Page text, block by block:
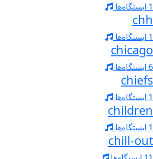
1 ایستگاه‌ها
chh
1 ایستگاه‌ها
chicago
6 ایستگاه‌ها
chiefs
1 ایستگاه‌ها
children
1 ایستگاه‌ها
chill-out